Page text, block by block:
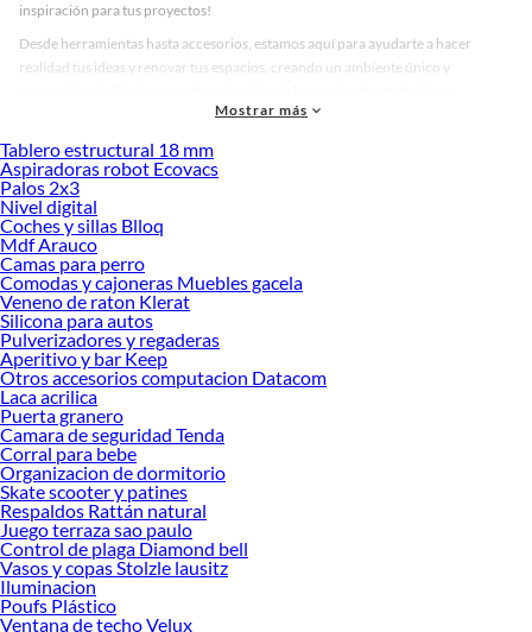
inspiración para tus proyectos!
Desde herramientas hasta accesorios, estamos aquí para ayudarte a hacer
realidad tus ideas y renovar tus espacios, creando un ambiente único y
accesorios de calidad que te ayudarán a crear un espacio más tú.
Desde remodelaciones hasta proyectos de decoración, estamos aquí para hacer
tus ideas realidad. ¡Visítanos y encuentra todo lo que tenemos para ofrecerte en
Automotriz!
Explora la variedad de productos de Automotriz en Sodimac
Herramientas, materiales y accesorios de calidad para tus proyectos y
renovación de espacios. ¡Visítanos y descubre todo lo que tenemos para
ofrecerte!
Encuentra una amplia variedad de productos de Automotriz en Sodimac.
Encuentra todo lo necesario para tus proyectos de renovación y decoración.
¡Visítanos y haz tus ideas realidad!
Mostrar más
Tablero estructural 18 mm
Aspiradoras robot Ecovacs
Palos 2x3
Nivel digital
Coches y sillas Blloq
Mdf Arauco
Camas para perro
Comodas y cajoneras Muebles gacela
Veneno de raton Klerat
Silicona para autos
Pulverizadores y regaderas
Aperitivo y bar Keep
Otros accesorios computacion Datacom
Laca acrilica
Puerta granero
Camara de seguridad Tenda
Corral para bebe
Organizacion de dormitorio
Skate scooter y patines
Respaldos Rattán natural
Juego terraza sao paulo
Control de plaga Diamond bell
Vasos y copas Stolzle lausitz
Iluminacion
Poufs Plástico
Ventana de techo Velux